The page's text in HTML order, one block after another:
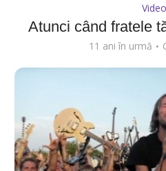
Video
Atunci când fratele
11 ani în urmă